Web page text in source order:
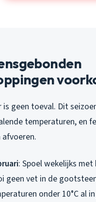
is geen toeval. Dit
temperaturen, en
: Spoel wekelijks
geen vet in de
onder 10°C al